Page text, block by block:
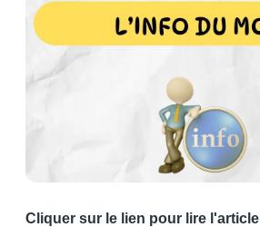
Cliquer sur le lien pour lire l'article